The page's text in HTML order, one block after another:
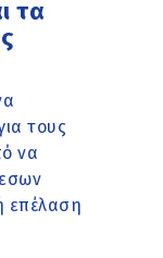
τα
τους
να
επέλαση